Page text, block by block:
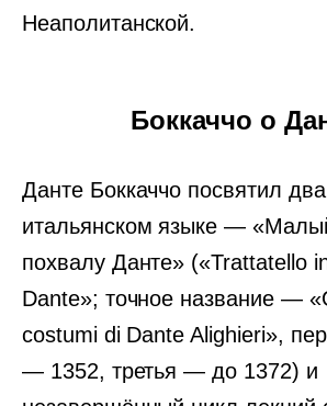
Неаполитанской.
Боккаччо о
Данте Боккаччо посвятил
итальянском языке —
похвалу Данте» («Trattatello
Dante»; точное название —
costumi di Dante Alighieri»,
— 1352, третья — до 1372) и